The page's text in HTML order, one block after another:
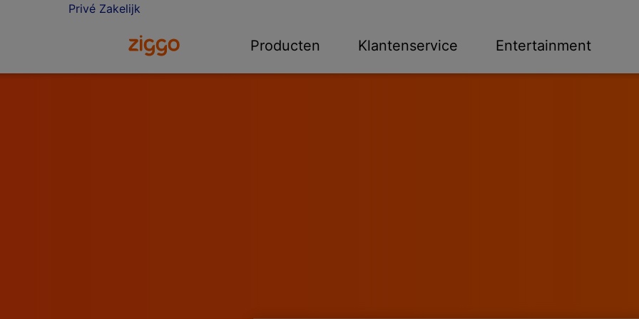
Privé Zakelijk
Ga naar de Ziggo homepageProducten Klantenservice Entertainment